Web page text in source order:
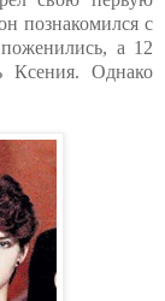
познакомился с
а 12
Ксения. Однако